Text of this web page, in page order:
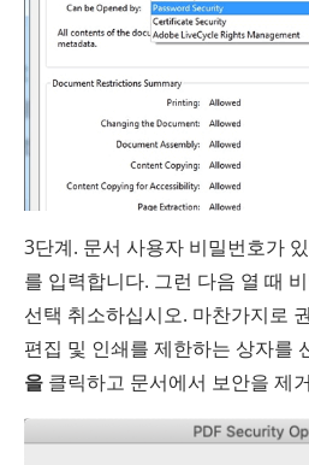
3단계. 문서 사용자 비밀번호가
를 입력합니다. 그런 다음 열 때
선택 취소하십시오. 마찬가지로
편집 및 인쇄를 제한하는 상자를
을 클릭하고 문서에서 보안을 제